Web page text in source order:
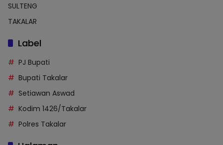
SULTENG
TAKALAR
Label
PJ Bupati
Bupati Takalar
Setiawan Aswad
Kodim 1426/Takalar
Polres Takalar